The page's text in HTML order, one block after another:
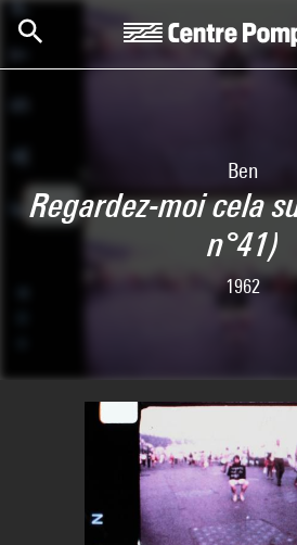
Aller au contenu principal
Ben
Regardez-moi cela
n°41)
1962